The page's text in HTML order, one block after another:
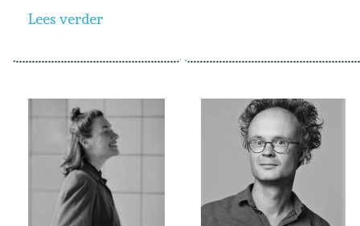
Lees verder